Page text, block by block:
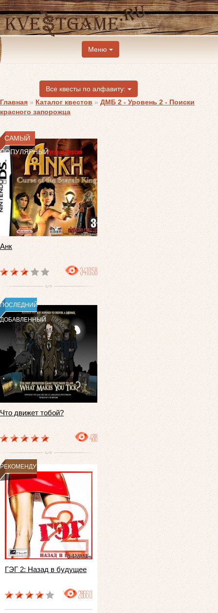
Меню
Все квесты по алфавиту:
Главная » Каталог квестов » ДМБ 2 - Уровень 2 - Поиски
красного запорожца
САМЫЙ
ПОПУЛЯРНЫЙ
Анк
341058
ПОСЛЕДНИЙ
ДОБАВЛЕННЫЙ
Что движет тобой?
488
РЕКОМЕНДУЕМ
ГЭГ 2: Назад в будущее
28660